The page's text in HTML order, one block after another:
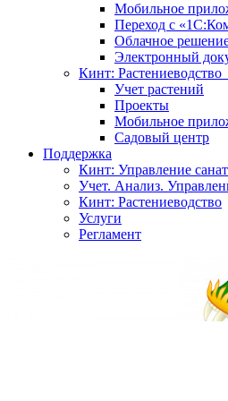
Мобильное
Переход с
Облачное
Электронный
Кинт: Растениеводство
Учет растений
Проекты
Мобильное
Садовый центр
Поддержка
Кинт: Управление
Учет. Анализ.
Кинт: Растениеводство
Услуги
Регламент